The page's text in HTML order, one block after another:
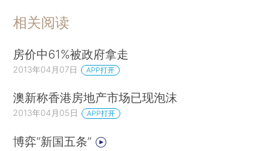
相关阅读
房价中61%被政府拿走
2013年04月07日 APP打开
澳新称香港房地产市场已现泡沫
2013年04月05日 APP打开
博弈“新国五条”